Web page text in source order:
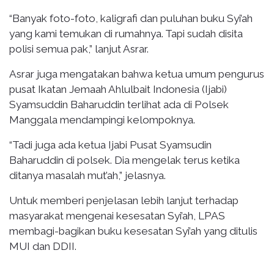
“Banyak foto-foto, kaligrafi dan puluhan buku Syi’ah
yang kami temukan di rumahnya. Tapi sudah disita
polisi semua pak,” lanjut Asrar.
Asrar juga mengatakan bahwa ketua umum pengurus
pusat Ikatan Jemaah Ahlulbait Indonesia (Ijabi)
Syamsuddin Baharuddin terlihat ada di Polsek
Manggala mendampingi kelompoknya.
“Tadi juga ada ketua Ijabi Pusat Syamsudin
Baharuddin di polsek. Dia mengelak terus ketika
ditanya masalah mut’ah,” jelasnya.
Untuk memberi penjelasan lebih lanjut terhadap
masyarakat mengenai kesesatan Syi’ah, LPAS
membagi-bagikan buku kesesatan Syi’ah yang ditulis
MUI dan DDII.